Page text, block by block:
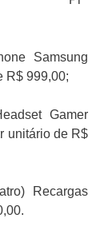
Samsung
R$ 999,00;
Gamer
unitário de R$
Recargas